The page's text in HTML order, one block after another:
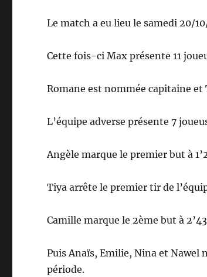
Le match a eu lieu le samedi 20/
Cette fois-ci Max présente 11
Romane est nommée capitaine
L’équipe adverse présente 7
Angèle marque le premier but à
Tiya arrête le premier tir de
Camille marque le 2ème but à
Puis Anaïs, Emilie, Nina et Nawel
période.